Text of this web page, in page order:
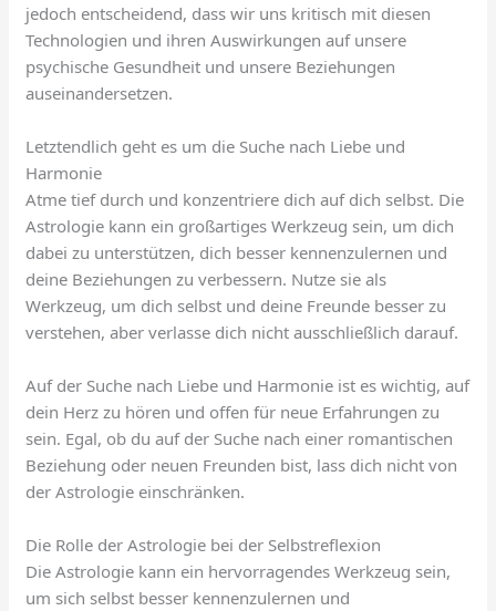
jedoch entscheidend, dass wir uns kritisch mit diesen
Technologien und ihren Auswirkungen auf unsere
psychische Gesundheit und unsere Beziehungen
auseinandersetzen.
Letztendlich geht es um die Suche nach Liebe und
Harmonie
Atme tief durch und konzentriere dich auf dich selbst. Die
Astrologie kann ein großartiges Werkzeug sein, um dich
dabei zu unterstützen, dich besser kennenzulernen und
deine Beziehungen zu verbessern. Nutze sie als
Werkzeug, um dich selbst und deine Freunde besser zu
verstehen, aber verlasse dich nicht ausschließlich darauf.
Auf der Suche nach Liebe und Harmonie ist es wichtig, auf
dein Herz zu hören und offen für neue Erfahrungen zu
sein. Egal, ob du auf der Suche nach einer romantischen
Beziehung oder neuen Freunden bist, lass dich nicht von
der Astrologie einschränken.
Die Rolle der Astrologie bei der Selbstreflexion
Die Astrologie kann ein hervorragendes Werkzeug sein,
um sich selbst besser kennenzulernen und